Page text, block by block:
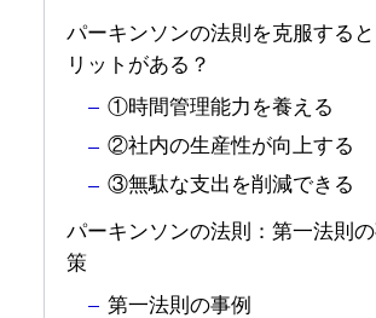
パーキンソンの法則を克服する
リットがある？
①時間管理能力を養える
②社内の生産性が向上する
③無駄な支出を削減できる
パーキンソンの法則：第一法則
策
第一法則の事例